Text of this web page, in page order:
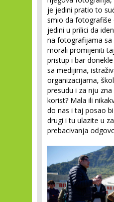
je jedini pratio to
smio da fotografiše
jedini u prilici da
na fotografijama sa
morali promijeniti
pristup i bar
sa medijima,
organizacijama,
presudu i za nju
korist? Mala ili
do nas i taj posao
drugi i tu ulazite u
prebacivanja